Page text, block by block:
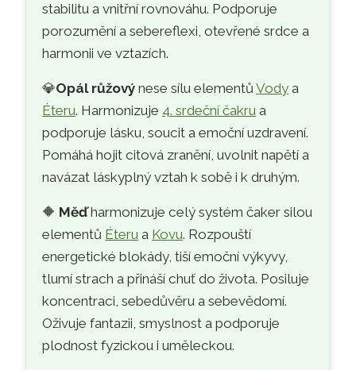
stabilitu a vnitřní rovnováhu. Podporuje
porozumění a sebereflexi, otevřené srdce a
harmonii ve vztazích.
💎Opál růžový nese sílu elementůVody a
Éteru. Harmonizuje 4. srdeční čakru a
podporuje lásku, soucit a emoční uzdravení.
Pomáhá hojit citová zranění, uvolnit napětí a
navázat láskyplný vztah k sobě i k druhým.
🔶 Měďharmonizuje celý systém čaker silou
elementů Éteru a Kovu. Rozpouští
energetické blokády, tiší emoční výkyvy,
tlumí strach a přináší chuť do života. Posiluje
koncentraci, sebedůvěru a sebevědomí.
Oživuje fantazii, smyslnost a podporuje
plodnost fyzickou i uměleckou.